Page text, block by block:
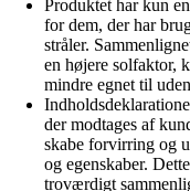
Produktet har kun
for dem, der har
stråler.
en højere solfaktor,
mindre egnet til
der modtages af
skabe forvirring og
og egenskaber.
troværdigt